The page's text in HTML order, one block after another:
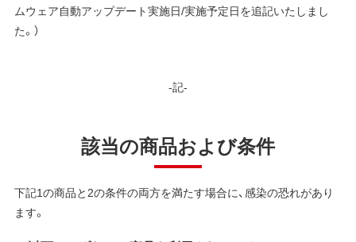
ムウェア自動アップデート実施日/実施予定日を追記いたしまし
た。）
-記-
該当の商品および条件
下記1の商品と2の条件の両方を満たす場合に、感染の恐れがあり
ます。